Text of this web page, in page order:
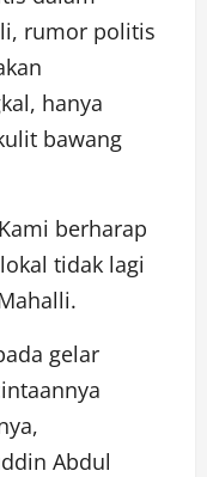
rumor politis
hanya
bawang
berharap
tidak lagi
gelar
Abdul